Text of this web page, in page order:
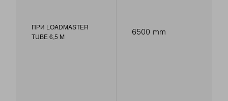
ПРИ LOADMASTER
TUBE 6,5 M
6500 mm